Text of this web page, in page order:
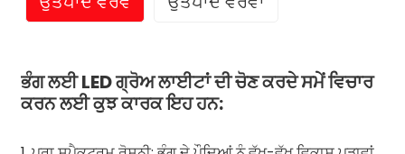
ਭੰਗ ਲਈ LED ਗ੍ਰੋਅ ਲਾਈਟਾਂ ਦੀ ਚੋਣ ਕਰਦੇ ਸਮੇਂ ਵਿਚਾਰ
ਕਰਨ ਲਈ ਕੁਝ ਕਾਰਕ ਇਹ ਹਨ: